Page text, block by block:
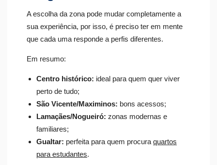
A escolha da zona pode mudar completamente a
sua experiência, por isso, é preciso ter em mente
que cada uma responde a perfis diferentes.
Em resumo:
Centro histórico: ideal para quem quer viver
perto de tudo;
São Vicente/Maximinos: bons acessos;
Lamaçães/Nogueiró: zonas modernas e
familiares;
Gualtar: perfeita para quem procura quartos
para estudantes.